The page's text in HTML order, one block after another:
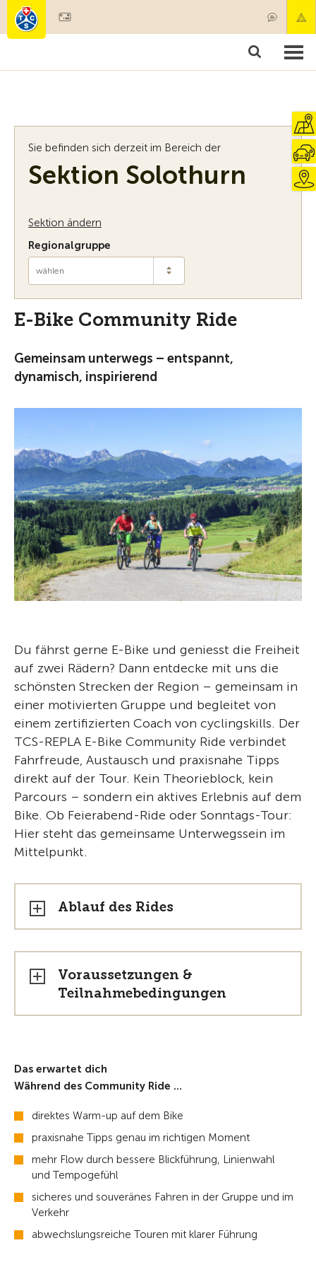
Mitgliedschaft & Leistungen
Sie befinden sich derzeit im Bereich der
Sektion Solothurn
Sektion ändern
Regionalgruppe
wählen
E-Bike Community Ride
Gemeinsam unterwegs – entspannt,
dynamisch, inspirierend
Du fährst gerne E-Bike und geniesst die Freiheit
auf zwei Rädern? Dann entdecke mit uns die
schönsten Strecken der Region – gemeinsam in
einer motivierten Gruppe und begleitet von
einem zertifizierten Coach von cyclingskills. Der
TCS-REPLA E-Bike Community Ride verbindet
Fahrfreude, Austausch und praxisnahe Tipps
direkt auf der Tour. Kein Theorieblock, kein
Parcours – sondern ein aktives Erlebnis auf dem
Bike. Ob Feierabend-Ride oder Sonntags-Tour:
Hier steht das gemeinsame Unterwegssein im
Mittelpunkt.
Ablauf des Rides
Voraussetzungen &
Teilnahmebedingungen
Das erwartet dich
Während des Community Ride …
direktes Warm-up auf dem Bike
praxisnahe Tipps genau im richtigen Moment
mehr Flow durch bessere Blickführung, Linienwahl
und Tempogefühl
sicheres und souveränes Fahren in der Gruppe und im
Verkehr
abwechslungsreiche Touren mit klarer Führung